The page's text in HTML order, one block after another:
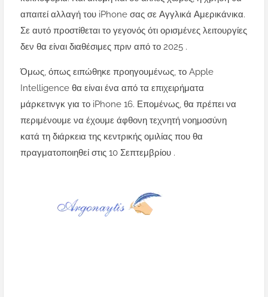
απαιτεί αλλαγή του iPhone σας σε Αγγλικά Αμερικάνικα.
Σε αυτό προστίθεται το γεγονός ότι ορισμένες λειτουργίες
δεν θα είναι διαθέσιμες πριν από το 2025 .
Όμως, όπως ειπώθηκε προηγουμένως, το Apple
Intelligence θα είναι ένα από τα επιχειρήματα
μάρκετινγκ για το iPhone 16. Επομένως, θα πρέπει να
περιμένουμε να έχουμε άφθονη τεχνητή νοημοσύνη
κατά τη διάρκεια της κεντρικής ομιλίας που θα
πραγματοποιηθεί στις 10 Σεπτεμβρίου .